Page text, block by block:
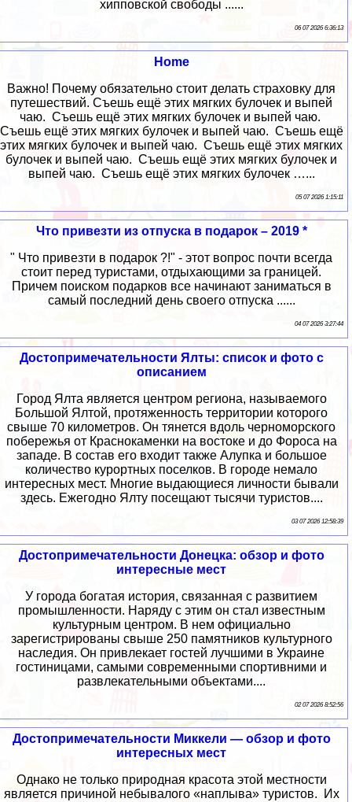
хипповской свободы ......
06 07 2026 6:36:13
Home
Важно! Почему обязательно стоит делать страховку для
путешествий. Съешь ещё этих мягких булочек и выпей
чаю. Съешь ещё этих мягких булочек и выпей чаю.
Съешь ещё этих мягких булочек и выпей чаю. Съешь ещё
этих мягких булочек и выпей чаю. Съешь ещё этих мягких
булочек и выпей чаю. Съешь ещё этих мягких булочек и
выпей чаю. Съешь ещё этих мягких булочек …...
05 07 2026 1:15:11
Что привезти из отпуска в подарок – 2019 *
" Что привезти в подарок ?!" - этот вопрос почти всегда
стоит перед туристами, отдыхающими за границей.
Причем поиском подарков все начинают заниматься в
самый последний день своего отпуска ......
04 07 2026 3:27:44
Достопримечательности Ялты: список и фото с
описанием
Город Ялта является центром региона, называемого
Большой Ялтой, протяженность территории которого
свыше 70 километров. Он тянется вдоль черноморского
побережья от Краснокаменки на востоке и до Фороса на
западе. В состав его входит также Алупка и большое
количество курортных поселков. В городе немало
интересных мест. Многие выдающиеся личности бывали
здесь. Ежегодно Ялту посещают тысячи туристов....
03 07 2026 12:58:39
Достопримечательности Донецка: обзор и фото
интересные мест
У города богатая история, связанная с развитием
промышленности. Наряду с этим он стал известным
культурным центром. В нем официально
зарегистрированы свыше 250 памятников культурного
наследия. Он привлекает гостей лучшими в Украине
гостиницами, самыми современными спортивними и
развлекательными объектами....
02 07 2026 8:52:56
Достопримечательности Миккели — обзор и фото
интересных мест
Однако не только природная красота этой местности
является причиной небывалого «наплыва» туристов. Их